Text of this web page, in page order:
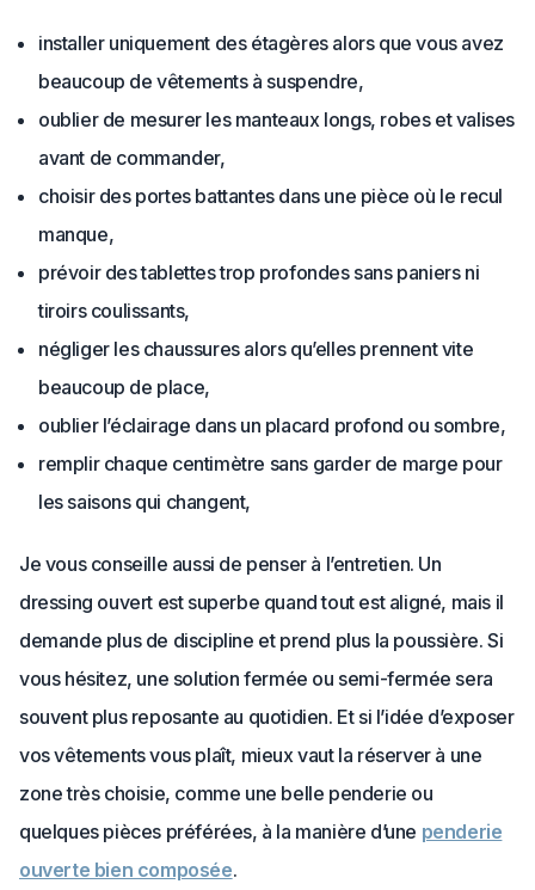
installer uniquement des étagères alors que vous avez
beaucoup de vêtements à suspendre,
oublier de mesurer les manteaux longs, robes et valises
avant de commander,
choisir des portes battantes dans une pièce où le recul
manque,
prévoir des tablettes trop profondes sans paniers ni
tiroirs coulissants,
négliger les chaussures alors qu’elles prennent vite
beaucoup de place,
oublier l’éclairage dans un placard profond ou sombre,
remplir chaque centimètre sans garder de marge pour
les saisons qui changent,
Je vous conseille aussi de penser à l’entretien. Un
dressing ouvert est superbe quand tout est aligné, mais il
demande plus de discipline et prend plus la poussière. Si
vous hésitez, une solution fermée ou semi-fermée sera
souvent plus reposante au quotidien. Et si l’idée d’exposer
vos vêtements vous plaît, mieux vaut la réserver à une
zone très choisie, comme une belle penderie ou
quelques pièces préférées, à la manière d’une penderie
ouverte bien composée.